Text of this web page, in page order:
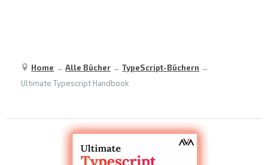
Home →Alle Bücher →TypeScript-Büchern →
Ultimate Typescript Handbook